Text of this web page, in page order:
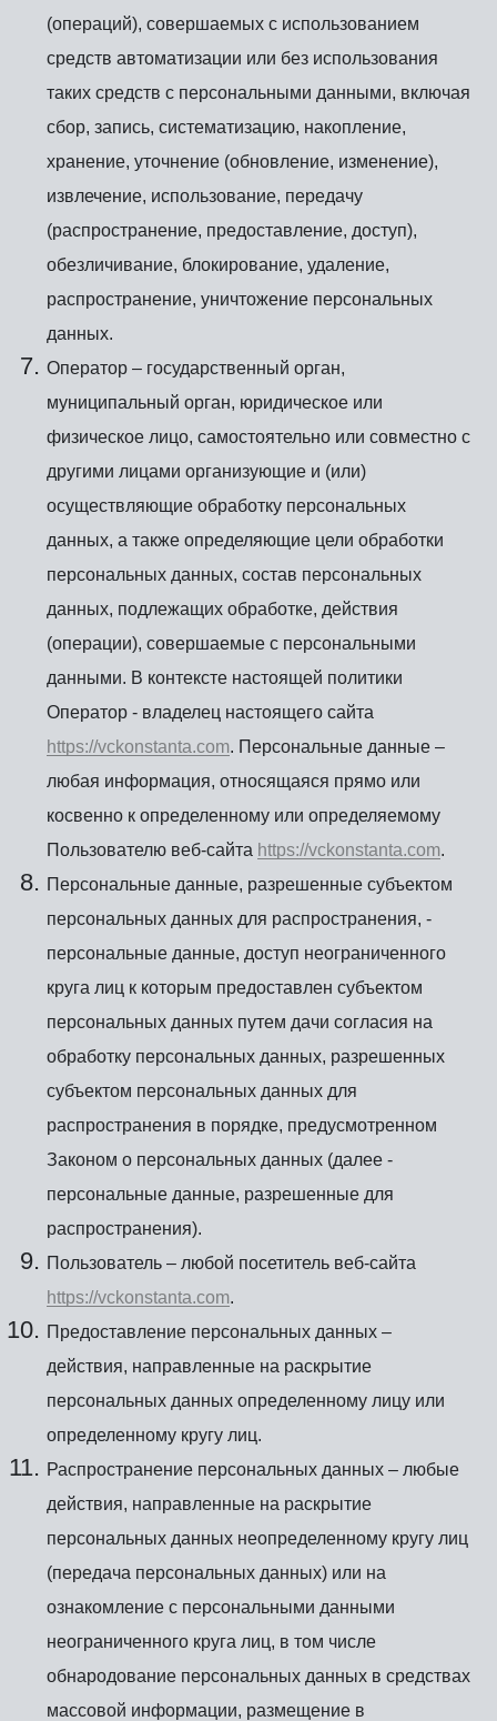
(операций), совершаемых с использованием
средств автоматизации или без использования
таких средств с персональными данными, включая
сбор, запись, систематизацию, накопление,
хранение, уточнение (обновление, изменение),
извлечение, использование, передачу
(распространение, предоставление, доступ),
обезличивание, блокирование, удаление,
распространение, уничтожение персональных
данных.
Оператор – государственный орган,
муниципальный орган, юридическое или
физическое лицо, самостоятельно или совместно с
другими лицами организующие и (или)
осуществляющие обработку персональных
данных, а также определяющие цели обработки
персональных данных, состав персональных
данных, подлежащих обработке, действия
(операции), совершаемые с персональными
данными. В контексте настоящей политики
Оператор - владелец настоящего сайта
https://vckonstanta.com. Персональные данные –
любая информация, относящаяся прямо или
косвенно к определенному или определяемому
Пользователю веб-сайта https://vckonstanta.com.
Персональные данные, разрешенные субъектом
персональных данных для распространения, -
персональные данные, доступ неограниченного
круга лиц к которым предоставлен субъектом
персональных данных путем дачи согласия на
обработку персональных данных, разрешенных
субъектом персональных данных для
распространения в порядке, предусмотренном
Законом о персональных данных (далее -
персональные данные, разрешенные для
распространения).
Пользователь – любой посетитель веб-сайта
https://vckonstanta.com.
Предоставление персональных данных –
действия, направленные на раскрытие
персональных данных определенному лицу или
определенному кругу лиц.
Распространение персональных данных – любые
действия, направленные на раскрытие
персональных данных неопределенному кругу лиц
(передача персональных данных) или на
ознакомление с персональными данными
неограниченного круга лиц, в том числе
обнародование персональных данных в средствах
массовой информации, размещение в